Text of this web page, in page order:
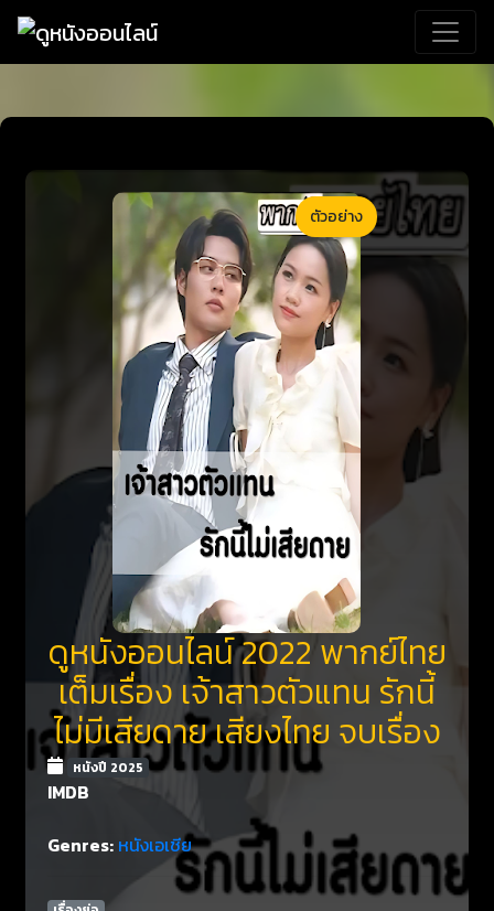
ตัวอย่าง
ดูหนังออนไลน์ 2022 พากย์ไทย
เต็มเรื่อง เจ้าสาวตัวแทน รักนี้
ไม่มีเสียดาย เสียงไทย จบเรื่อง
หนังปี 2025
IMDB
Genres: หนังเอเชีย